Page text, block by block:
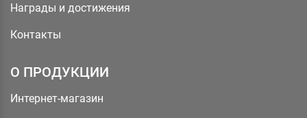
Награды и достижения
Контакты
О ПРОДУКЦИИ
Интернет-магазин